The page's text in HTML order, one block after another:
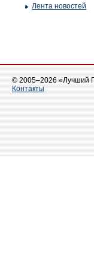
Лента новостей
© 2005–2026 «Лучший
Контакты